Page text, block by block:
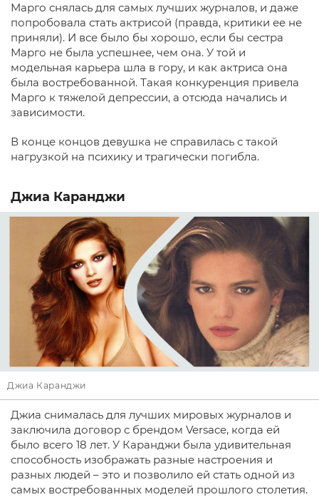
Марго снялась для самых лучших журналов, и даже
попробовала стать актрисой (правда, критики ее не
приняли). И все было бы хорошо, если бы сестра
Марго не была успешнее, чем она. У той и
модельная карьера шла в гору, и как актриса она
была востребованной. Такая конкуренция привела
Марго к тяжелой депрессии, а отсюда начались и
зависимости.
В конце концов девушка не справилась с такой
нагрузкой на психику и трагически погибла.
Джиа Каранджи
Джиа Каранджи
Джиа снималась для лучших мировых журналов и
заключила договор с брендом Versace, когда ей
было всего 18 лет. У Каранджи была удивительная
способность изображать разные настроения и
разных людей – это и позволило ей стать одной из
самых востребованных моделей прошлого столетия.